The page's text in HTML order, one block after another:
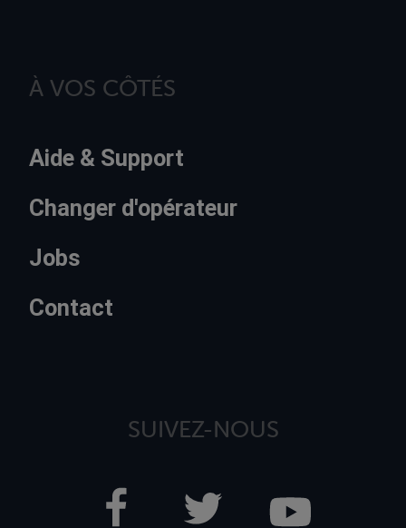
À VOS CÔTÉS
Aide & Support
Changer d'opérateur
Jobs
Contact
SUIVEZ-NOUS